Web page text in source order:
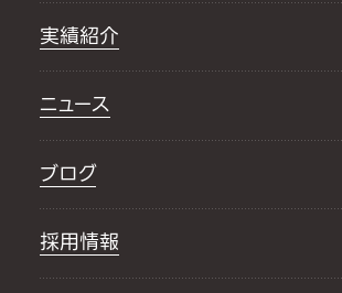
実績紹介
ニュース
ブログ
採用情報